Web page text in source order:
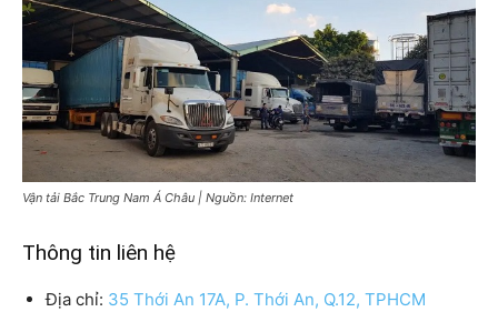
Vận tải Bắc Trung Nam Á Châu | Nguồn: Internet
Thông tin liên hệ
Địa chỉ: 35 Thới An 17A, P. Thới An, Q.12, TPHCM